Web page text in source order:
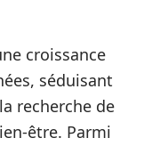
croissance
séduisant
recherche de
être. Parmi